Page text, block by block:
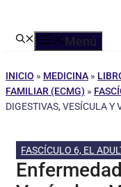
Menú
INICIO » MEDICINA »
FAMILIAR (ECMG) »
DIGESTIVAS, VESÍCULA Y
FASCÍCULO 6, EL